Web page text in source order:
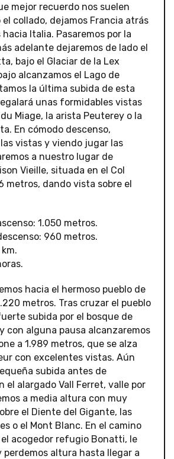
mejor recuerdo nos suelen
el collado, dejamos Francia atrás
Italia. Pasaremos por la
adelante dejaremos de lado el
bajo el Glaciar de la Lex
alcanzamos el Lago de
la última subida de esta
unas formidables vistas
Miage, la arista Peuterey o la
En cómodo descenso,
vistas y viendo jugar las
a nuestro lugar de
Vieille, situada en el Col
metros, dando vista sobre el
1.050 metros.
960 metros.
hacia el hermoso pueblo de
metros. Tras cruzar el pueblo
subida por el bosque de
con alguna pausa alcanzaremos
a 1.989 metros, que se alza
con excelentes vistas. Aún
subida antes de
el alargado Vall Ferret, valle por
a media altura con muy
el Diente del Gigante, las
o el Mont Blanc. En el camino
acogedor refugio Bonatti, le
perdemos altura hasta llegar a